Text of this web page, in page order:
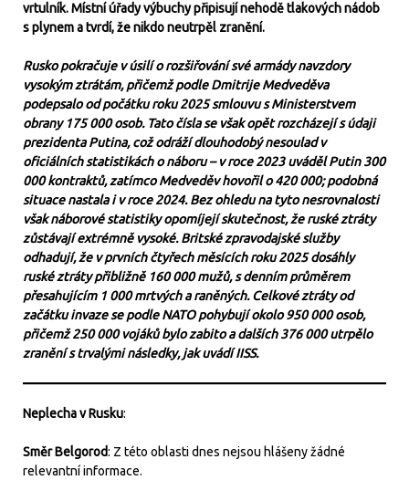
vrtulník. Místní úřady výbuchy připisují nehodě tlakových nádob
s plynem a tvrdí, že nikdo neutrpěl zranění.
Rusko pokračuje v úsilí o rozšiřování své armády navzdory
vysokým ztrátám, přičemž podle Dmitrije Medveděva
podepsalo od počátku roku 2025 smlouvu s Ministerstvem
obrany 175 000 osob. Tato čísla se však opět rozcházejí s údaji
prezidenta Putina, což odráží dlouhodobý nesoulad v
oficiálních statistikách o náboru – v roce 2023 uváděl Putin 300
000 kontraktů, zatímco Medveděv hovořil o 420 000; podobná
situace nastala i v roce 2024. Bez ohledu na tyto nesrovnalosti
však náborové statistiky opomíjejí skutečnost, že ruské ztráty
zůstávají extrémně vysoké. Britské zpravodajské služby
odhadují, že v prvních čtyřech měsících roku 2025 dosáhly
ruské ztráty přibližně 160 000 mužů, s denním průměrem
přesahujícím 1 000 mrtvých a raněných. Celkové ztráty od
začátku invaze se podle NATO pohybují okolo 950 000 osob,
přičemž 250 000 vojáků bylo zabito a dalších 376 000 utrpělo
zranění s trvalými následky, jak uvádí IISS.
NeplechavRusku:
Směr Belgorod: Z této oblasti dnes nejsou hlášeny žádné
relevantní informace.